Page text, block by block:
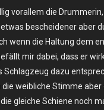
vorallem die
bescheidener aber
wenn die Haltung dem
mir dabei, dass er
Schlagzeug dazu
weibliche Stimme
gleiche Schiene noch